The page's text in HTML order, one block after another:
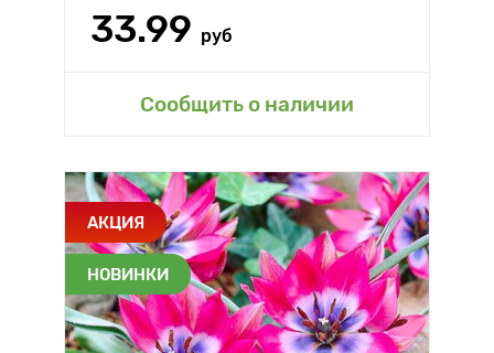
33.99 руб
Сообщить о наличии
АКЦИЯ
НОВИНКИ